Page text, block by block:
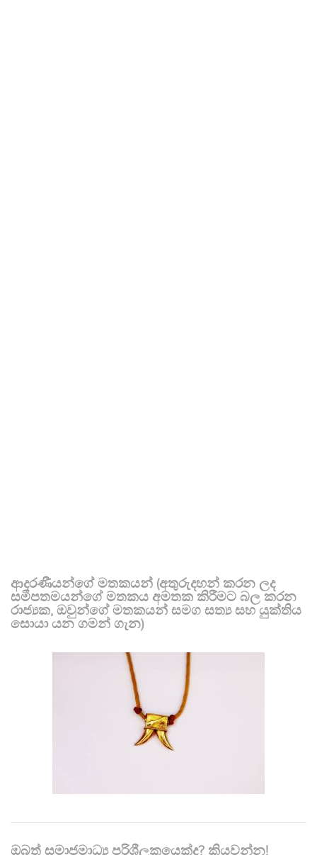
ආදරණීයන්ගේ මතකයන් (අතුරුදහන් කරන ලද
සමීපතමයන්ගේ මතකය අමතක කිරීමට බල කරන
රාජ්‍යක, ඔවුන්ගේ මතකයන් සමග සත්‍ය සහ යුක්තිය
සොයා යන ගමන් ගැන)
ඔබත් සමාජමාධ්‍ය පරිශීලකයෙක්ද? කියවන්න!